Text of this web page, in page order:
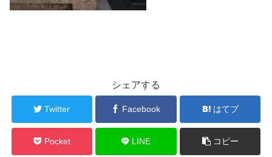
シェアする
Twitter Facebook はてブ
Pocket LINE コピー